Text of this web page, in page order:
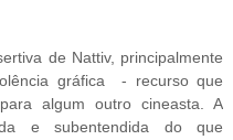
de Nattiv, principalmente
gráfica - recurso que
algum outro cineasta. A
e subentendida do que